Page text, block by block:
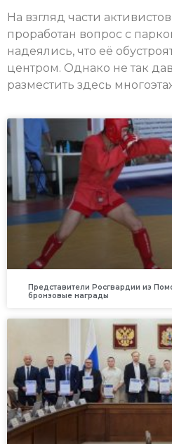
На взгляд части
проработан вопрос с
надеялись, что её
центром. Однако не так
разместить здесь
Представители Росгвардии из
бронзовые награды